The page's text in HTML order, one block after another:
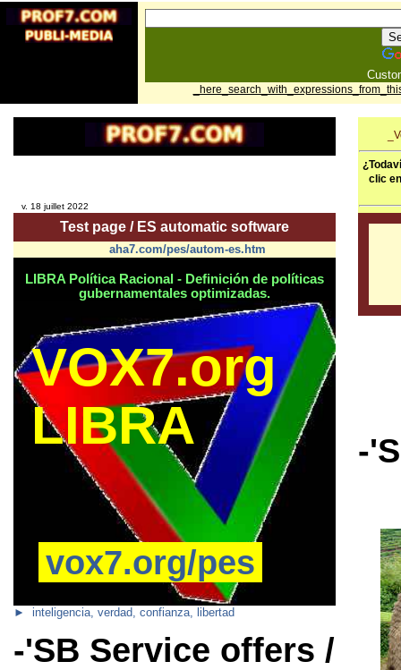
v. 18 juillet 2022
Test page / ES automatic software
aha7.com/pes/autom-es.htm
LIBRA Política Racional - Definición de políticas
gubernamentales optimizadas.
VOX7.org
LIBRA
vox7.org/pes
► inteligencia, verdad, confianza, libertad
-'SB Service offers /
clic
-